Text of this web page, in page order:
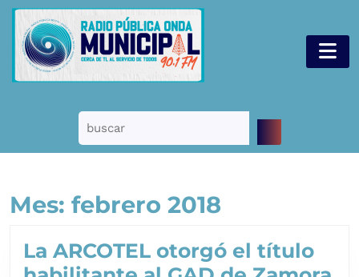
Saltar
contenido
Buscar:
Mes: febrero 2018
La ARCOTEL otorgó el título